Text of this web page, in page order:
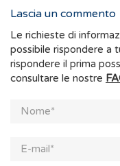
Lascia un commento
Le richieste di
possibile rispondere a
rispondere il prima
consultare le nostre